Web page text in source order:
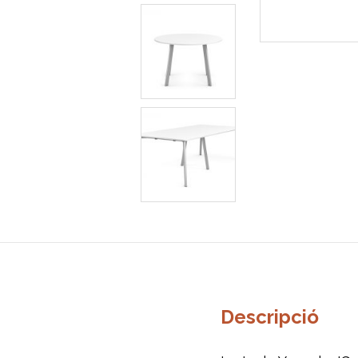
Descripció